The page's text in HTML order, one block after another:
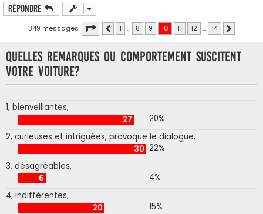
Répondre
349 messages Page 10 sur14
Précédente
1 … 8 9 10 11 12 … 14
Quelles remarques ou comportement suscitent
votre voiture?
1, bienveillantes,
27
20%
2, curieuses et intriguées, provoque le dialogue,
30 22%
3, désagréables,
6
4%
4, indifférentes,
20
15%